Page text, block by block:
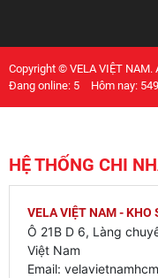
Copyright © VELA VIỆT
Đang online: 5
Hôm nay: 549
HỆ THỐNG CHI
VELA VIỆT NAM - KHO
Ô 21B D 6, Làng
Việt Nam
Email: